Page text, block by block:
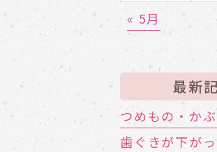
« 5月
最新